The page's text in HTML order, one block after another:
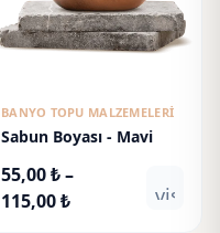
BANYO TOPU MALZEMELERI
Sabun Boyası - Mavi
55,00₺–
115,00₺Fiyat